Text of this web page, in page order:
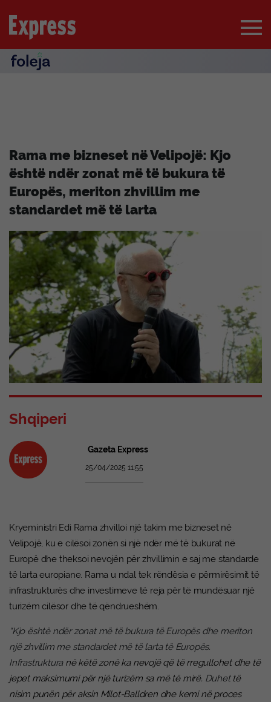
Rama me bizneset në Velipojë: Kjo
është ndër zonat më të bukura të
Europës, meriton zhvillim me
standardet më të larta
Shqiperi
Gazeta Express
25/04/2025 11:55
Kryeministri Edi Rama zhvilloi një takim me bizneset në
Velipojë, ku e cilësoi zonën si një ndër më të bukurat në
Europë dhe theksoi nevojën për zhvillimin e saj me standarde
të larta europiane. Rama u ndal tek rëndësia e përmirësimit të
infrastrukturës dhe investimeve të reja për të mundësuar një
turizëm cilësor dhe të qëndrueshëm.
“Kjo është ndër zonat më të bukura të Europës dhe meriton
një zhvillim me standardet më të larta të Europës.
Infrastruktura në këtë zonë ka nevojë që të rregullohet dhe të
jepet maksimumi për një turizëm sa më të mirë. Duhet të
nisim punën për aksin Milot-Balldren dhe kemi në proces